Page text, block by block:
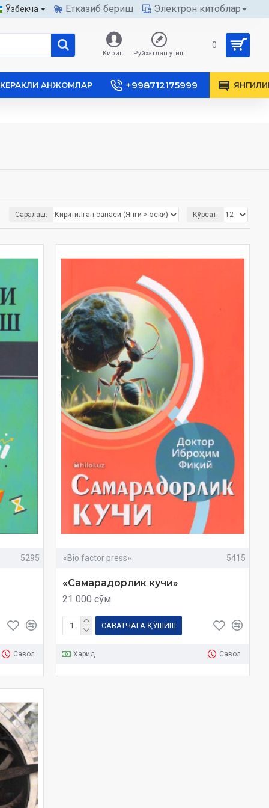
Ўзбекча Етказиб бериш Электрон китоблар
Кириш Рўйхатдан ўтиш
0
КЕРАКЛИ АНЖОМЛАР +998712175999
Саралаш: Кўрсат:
5295
Савол
«Bio factor press» 5415
«Самарадорлик кучи»
21 000 сўм
САВАТЧАГА ҚЎШИШ
Харид Савол